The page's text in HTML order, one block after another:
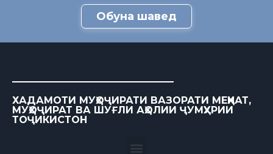
Обуна шавед
ХАДАМОТИ МУҲОҶИРАТИ ВАЗОРАТИ МЕҲНАТ,
МУҲОҶИРАТ ВА ШУҒЛИ АҲОЛИИ ҶУМҲУРИИ
ТОҶИКИСТОН